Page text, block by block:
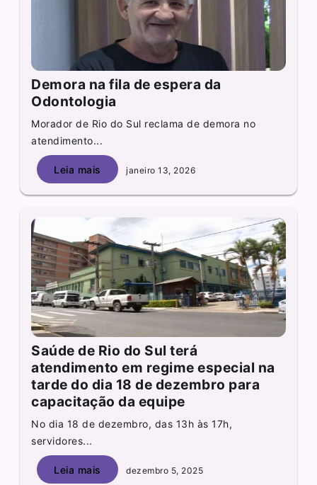
Demora na fila de espera da
Odontologia
Morador de Rio do Sul reclama de demora no
atendimento...
Leia mais janeiro 13, 2026
Saúde de Rio do Sul terá
atendimento em regime especial na
tarde do dia 18 de dezembro para
capacitação da equipe
No dia 18 de dezembro, das 13h às 17h,
servidores...
Leia mais dezembro 5, 2025